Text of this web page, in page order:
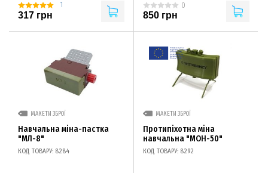
1
317 грн
0
850 грн
МАКЕТИ ЗБРОЇ
Навчальна міна-пастка
"МЛ-8"
КОД ТОВАРУ: 8284
МАКЕТИ ЗБРОЇ
Протипіхотна міна
навчальна "МОН-50"
КОД ТОВАРУ: 8292